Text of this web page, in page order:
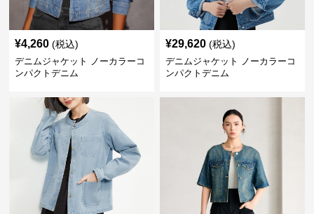
¥4,260 (税込)
デニムジャケット ノーカラーコ
ンパクトデニム
¥29,620 (税込)
デニムジャケット ノーカラーコ
ンパクトデニム